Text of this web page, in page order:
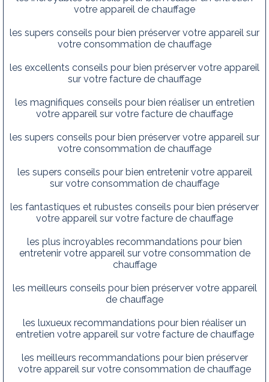
votre appareil de chauffage
les supers conseils pour bien préserver votre appareil sur
votre consommation de chauffage
les excellents conseils pour bien préserver votre appareil
sur votre facture de chauffage
les magnifiques conseils pour bien réaliser un entretien
votre appareil sur votre facture de chauffage
les supers conseils pour bien préserver votre appareil sur
votre consommation de chauffage
les supers conseils pour bien entretenir votre appareil
sur votre consommation de chauffage
les fantastiques et rubustes conseils pour bien préserver
votre appareil sur votre facture de chauffage
les plus incroyables recommandations pour bien
entretenir votre appareil sur votre consommation de
chauffage
les meilleurs conseils pour bien préserver votre appareil
de chauffage
les luxueux recommandations pour bien réaliser un
entretien votre appareil sur votre facture de chauffage
les meilleurs recommandations pour bien préserver
votre appareil sur votre consommation de chauffage